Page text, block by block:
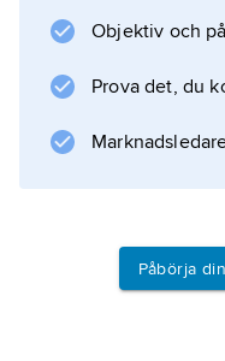
Objektiv och
Prova det, du
Påbörja